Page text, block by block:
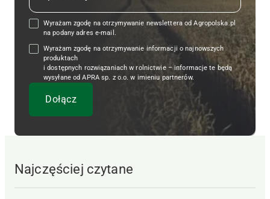
Wyrażam zgodę na otrzymywanie newslettera od Agropolska.pl
na podany adres e-mail.
Wyrażam zgodę na otrzymywanie informacji o najnowszych
produktach
i dostępnych rozwiązaniach w rolnictwie – informacje te będą
wysyłane od APRA sp. z o.o. w imieniu partnerów.
Najczęściej czytane